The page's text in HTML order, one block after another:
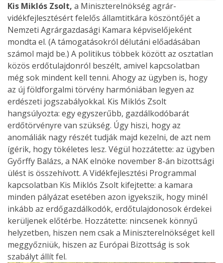
Kis Miklós Zsolt, a Miniszterelnökség agrár-
vidékfejlesztésért felelős államtitkára köszöntőjét a
Nemzeti Agrárgazdasági Kamara képviselőjeként
mondta el. (A támogatásokról délutáni előadásában
számol majd be.) A politikus többek között az osztatlan
közös erdőtulajdonról beszélt, amivel kapcsolatban
még sok mindent kell tenni. Ahogy az ügyben is, hogy
az új földforgalmi törvény harmóniában legyen az
erdészeti jogszabályokkal. Kis Miklós Zsolt
hangsúlyozta: egy egyszerűbb, gazdálkodóbarát
erdőtörvényre van szükség. Úgy hiszi, hogy az
anomáliák nagy részét tudják majd kezelni, de azt nem
ígérik, hogy tökéletes lesz. Végül hozzátette: az ügyben
Győrffy Balázs, a NAK elnöke november 8-án bizottsági
ülést is összehívott. A Vidékfejlesztési Programmal
kapcsolatban Kis Miklós Zsolt kifejtette: a kamara
minden pályázat esetében azon igyekszik, hogy minél
inkább az erdőgazdálkodók, erdőtulajdonosok érdekei
kerüljenek előtérbe. Hozzátette: nincsenek könnyű
helyzetben, hiszen nem csak a Miniszterelnökséget kell
meggyőzniük, hiszen az Európai Bizottság is sok
szabályt állít fel.